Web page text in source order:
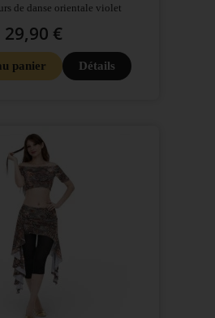
de danse orientale violet
29,90 €
panier Détails